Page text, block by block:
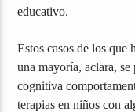
educativo.
Estos casos de los que
una mayoría, aclara,
cognitiva
terapias en niños con